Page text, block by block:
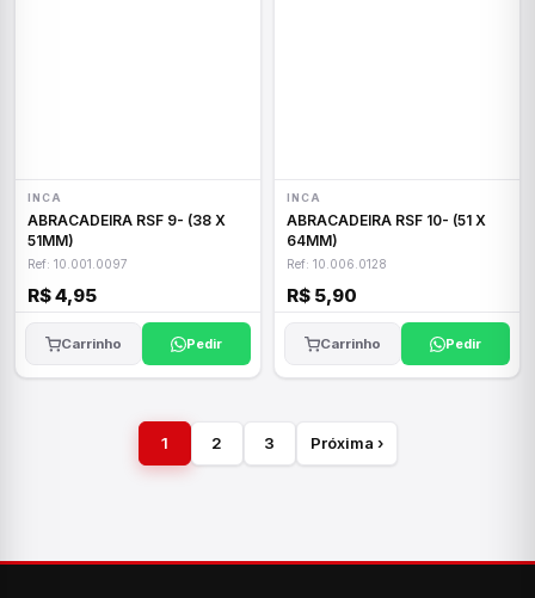
INCA
ABRACADEIRA RSF 9- (38 X
51MM)
Ref: 10.001.0097
R$ 4,95
Carrinho Pedir
INCA
ABRACADEIRA RSF 10- (51 X
64MM)
Ref: 10.006.0128
R$ 5,90
Carrinho Pedir
1 2 3 Próxima ›